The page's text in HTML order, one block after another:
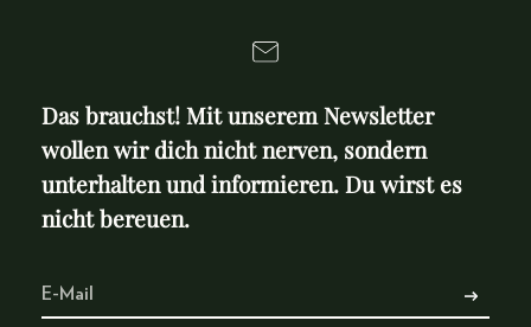
Das brauchst! Mit unserem Newsletter
wollen wir dich nicht nerven, sondern
unterhalten und informieren. Du wirst es
nicht bereuen.